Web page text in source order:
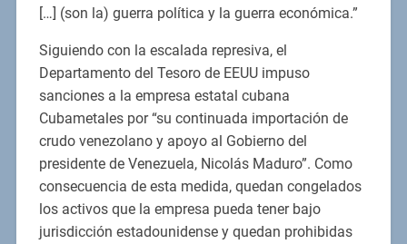
[…] (son la) guerra política y la guerra económica.”
Siguiendo con la escalada represiva, el
Departamento del Tesoro de EEUU impuso
sanciones a la empresa estatal cubana
Cubametales por “su continuada importación de
crudo venezolano y apoyo al Gobierno del
presidente de Venezuela, Nicolás Maduro”. Como
consecuencia de esta medida, quedan congelados
los activos que la empresa pueda tener bajo
jurisdicción estadounidense y quedan prohibidas